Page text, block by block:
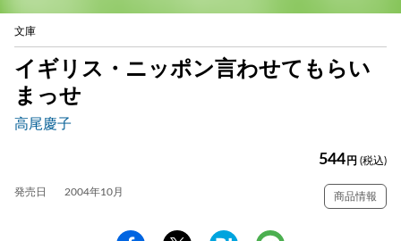
文庫
イギリス・ニッポン言わせてもらい
まっせ
高尾慶子
544 円 (税込)
発売日 2004年10月 商品情報